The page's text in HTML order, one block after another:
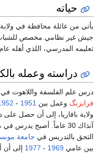
حياته
يأتي من عائلة محافظة في ولاية
جيش غير نظامي مخصص للشباب
تعليمه المدرسي، اللذي أهله عام
دراسته وعمله
درس علم الفلسفة واللاهوت في
فرايزنگ وعمل بين 1951
-
ولاية بافاريا، إلى أن حصل على
آنذاك 30 عاماً. أصبح يدرس في معهد فرايزنغ ومن ثم
التحق بالتدريس في جامعة
بين عامي 1969
-
1977 إلى أن